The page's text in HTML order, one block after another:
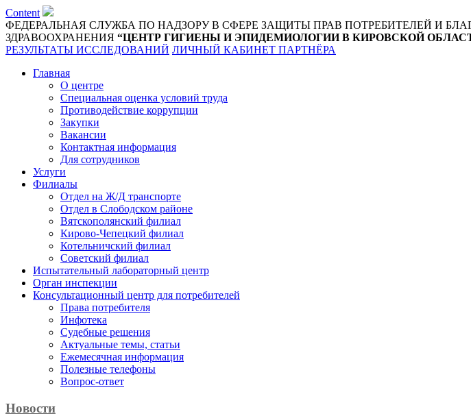
Content
ФЕДЕРАЛЬНАЯ СЛУЖБА ПО НАДЗОРУ В СФЕРЕ ЗАЩИТЫ ПРАВ ПОТРЕБИТЕЛЕЙ И
ЗДРАВООХРАНЕНИЯ “ЦЕНТР ГИГИЕНЫ И ЭПИДЕМИОЛОГИИ В КИРОВСКОЙ
РЕЗУЛЬТАТЫ ИССЛЕДОВАНИЙ ЛИЧНЫЙ КАБИНЕТ ПАРТНЁРА
Главная
О центре
Специальная оценка условий труда
Противодействие коррупции
Закупки
Вакансии
Контактная информация
Для сотрудников
Услуги
Филиалы
Отдел на Ж/Д транспорте
Отдел в Слободском районе
Вятскополянский филиал
Кирово-Чепецкий филиал
Котельничский филиал
Советский филиал
Испытательный лабораторный центр
Орган инспекции
Консультационный центр для потребителей
Права потребителя
Инфотека
Судебные решения
Актуальные темы, cтатьи
Ежемесячная информация
Полезные телефоны
Вопрос-ответ
Новости